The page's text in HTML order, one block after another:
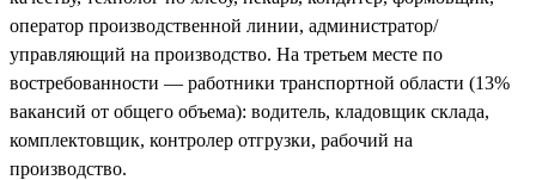
оператор производственной линии, администратор/
управляющий на производство. На третьем месте по
востребованности — работники транспортной области (13%
вакансий от общего объема): водитель, кладовщик склада,
комплектовщик, контролер отгрузки, рабочий на
производство.